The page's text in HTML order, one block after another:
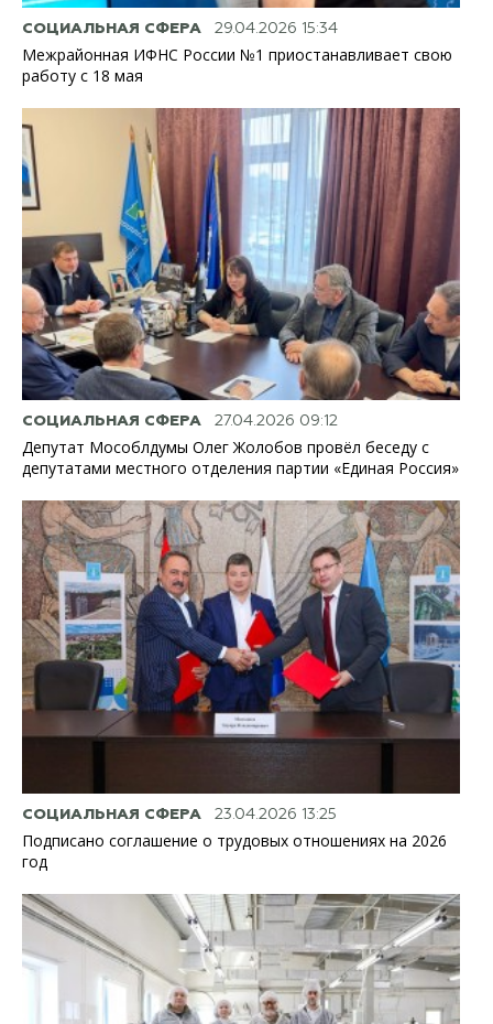
СОЦИАЛЬНАЯ СФЕРА 29.04.2026 15:34
Межрайонная ИФНС России №1 приостанавливает свою
работу с 18 мая
СОЦИАЛЬНАЯ СФЕРА 27.04.2026 09:12
Депутат Мособлдумы Олег Жолобов провёл беседу с
депутатами местного отделения партии «Единая Россия»
СОЦИАЛЬНАЯ СФЕРА 23.04.2026 13:25
Подписано соглашение о трудовых отношениях на 2026
год